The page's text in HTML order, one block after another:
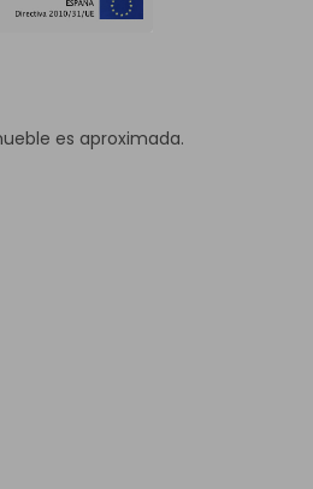
es aproximada.